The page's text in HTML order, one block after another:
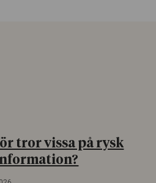
tror vissa på rysk